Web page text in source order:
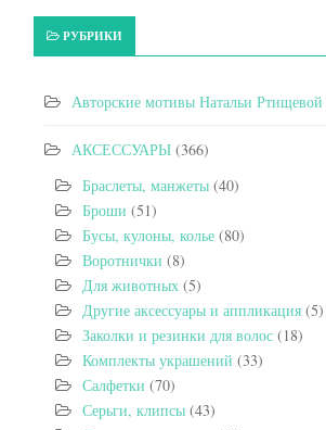
РУБРИКИ
Авторские мотивы Натальи Ртищевой
АКСЕССУАРЫ (366)
Браслеты, манжеты (40)
Броши (51)
Бусы, кулоны, колье (80)
Воротнички (8)
Для животных (5)
Другие аксессуары и аппликация (5)
Заколки и резинки для волос (18)
Комплекты украшений (33)
Салфетки (70)
Серьги, клипсы (43)